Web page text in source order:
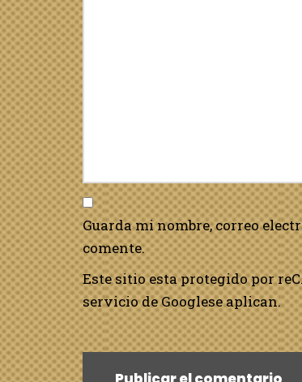
Guarda mi nombre, correo
comente.
Este sitio esta protegido por
servicio de Googlese aplican.